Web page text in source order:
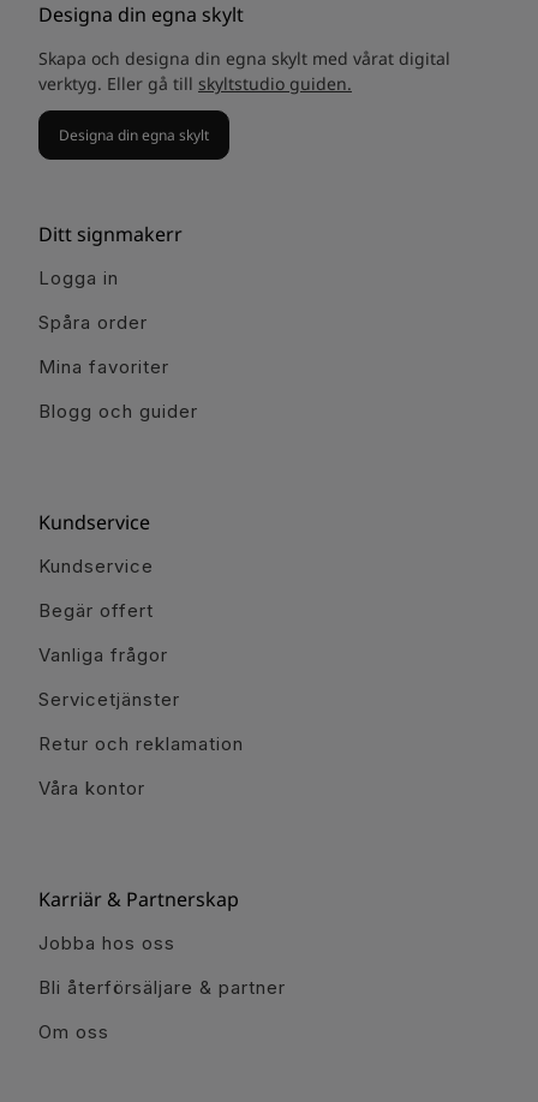
Designa din egna skylt
Skapa och designa din egna skylt med vårat digital
verktyg. Eller gå till skyltstudio guiden.
Designa din egna skylt
Ditt signmakerr
Logga in
Spåra order
Mina favoriter
Blogg och guider
Kundservice
Kundservice
Begär offert
Vanliga frågor
Servicetjänster
Retur och reklamation
Våra kontor
Karriär & Partnerskap
Jobba hos oss
Bli återförsäljare & partner
Om oss